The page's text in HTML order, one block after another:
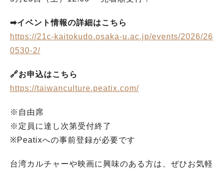
➡イベント情報の詳細はこちら
https://21c-kaitokudo.osaka-u.ac.jp/events/2026/26
0530-2/
🔗お申込はこちら
https://taiwanculture.peatix.com/
※自由席
※定員に達し次第受付終了
※Peatixへの事前登録が必要です
台湾カルチャーや映画に興味のある方は、ぜひお気軽